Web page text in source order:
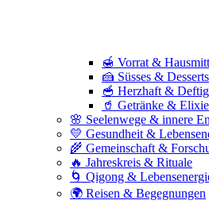
🍯 Vorrat &
🍰 Süsses & Desserts
🥣 Herzhaft & Deftig
🥤 Getränke &
🌸 Seelenwege & innere
💛 Gesundheit &
🌾 Gemeinschaft &
🔥 Jahreskreis & Rituale
🌀 Qigong &
🌍 Reisen & Begegnungen